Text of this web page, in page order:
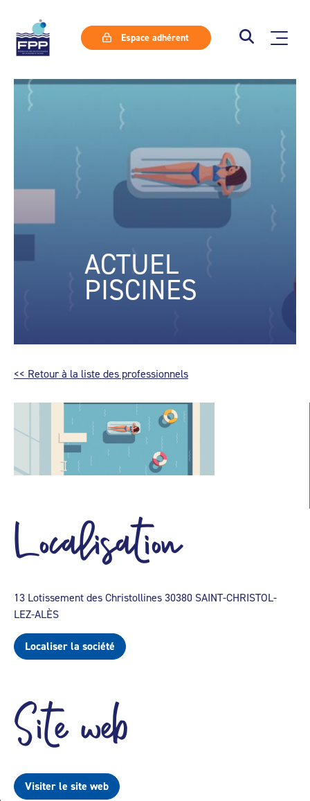
Espace adhérent
ACTUEL
PISCINES
<< Retour à la liste des professionnels
Localisation
13 Lotissement des Christollines 30380 SAINT-CHRISTOL-
LEZ-ALÈS
Localiser la société
Site web
Visiter le site web